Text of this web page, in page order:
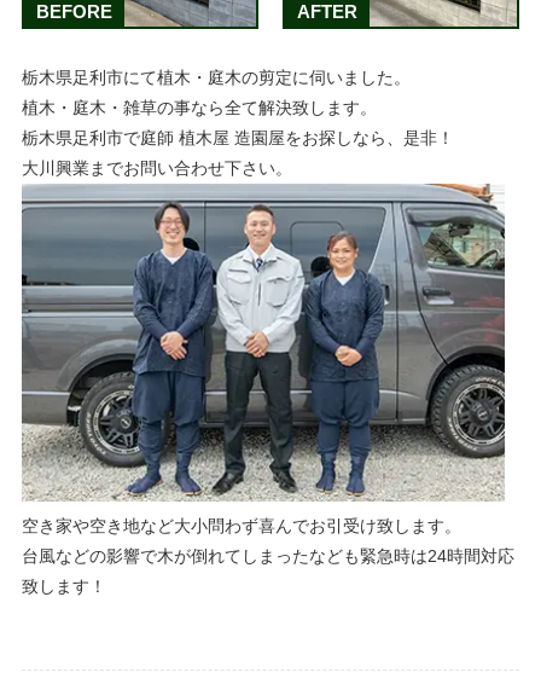
BEFORE AFTER
栃木県足利市にて植木・庭木の剪定に伺いました。
植木・庭木・雑草の事なら全て解決致します。
栃木県足利市で庭師 植木屋 造園屋をお探しなら、是非！
大川興業までお問い合わせ下さい。
空き家や空き地など大小問わず喜んでお引受け致します。
台風などの影響で木が倒れてしまったなども緊急時は24時間対応
致します！